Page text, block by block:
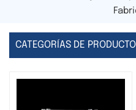
CATEGORÍAS DE